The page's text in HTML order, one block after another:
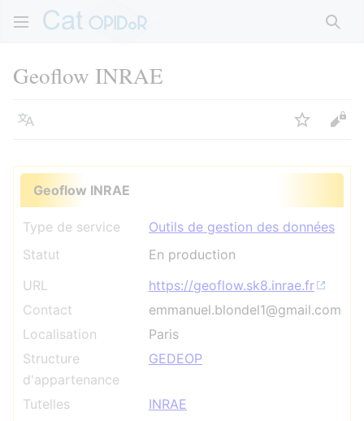
Geoflow INRAE
Langue Suivre
Geoflow INRAE
Type de service
Outils de gestion des données
Statut
En production
URL
https://geoflow.sk8.inrae.fr
Contact
emmanuel.blondel1@gmail.com
Localisation
Paris
Structure
d'appartenance
GEDEOP
Tutelles INRAE